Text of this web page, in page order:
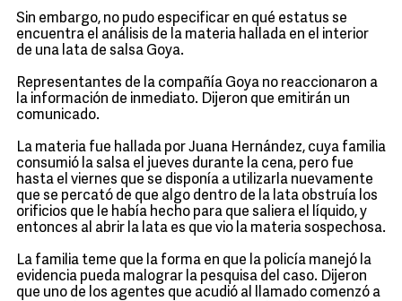
Sin embargo, no pudo especificar en qué estatus se
encuentra el análisis de la materia hallada en el interior
de una lata de salsa Goya.
Representantes de la compañía Goya no reaccionaron a
la información de inmediato. Dijeron que emitirán un
comunicado.
La materia fue hallada por Juana Hernández, cuya familia
consumió la salsa el jueves durante la cena, pero fue
hasta el viernes que se disponía a utilizarla nuevamente
que se percató de que algo dentro de la lata obstruía los
orificios que le había hecho para que saliera el líquido, y
entonces al abrir la lata es que vio la materia sospechosa.
La familia teme que la forma en que la policía manejó la
evidencia pueda malograr la pesquisa del caso. Dijeron
que uno de los agentes que acudió al llamado comenzó a